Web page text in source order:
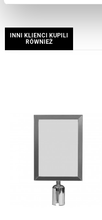
INNI KLIENCI KUPILI
RÓWNIEŻ